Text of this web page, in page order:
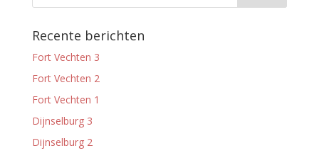
Recente berichten
Fort Vechten 3
Fort Vechten 2
Fort Vechten 1
Dijnselburg 3
Dijnselburg 2